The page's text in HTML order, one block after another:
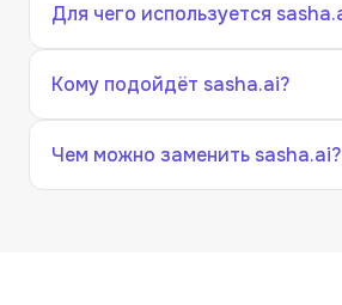
Для чего используется
Кому подойдёт sasha.ai?
Чем можно заменить sasha.ai?